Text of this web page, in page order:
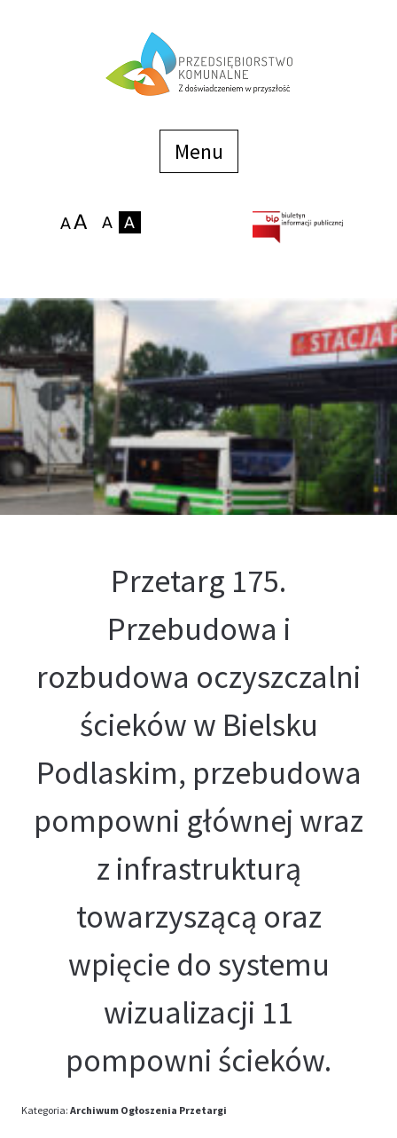
Menu
Zakłady
Podaj stan wodomierza
Kontakt
Oferta
Przetarg 175.
Przebudowa i
rozbudowa oczyszczalni
ścieków w Bielsku
Podlaskim, przebudowa
pompowni głównej wraz
z infrastrukturą
towarzyszącą oraz
wpięcie do systemu
wizualizacji 11
pompowni ścieków.
Kategoria: Archiwum Ogłoszenia Przetargi